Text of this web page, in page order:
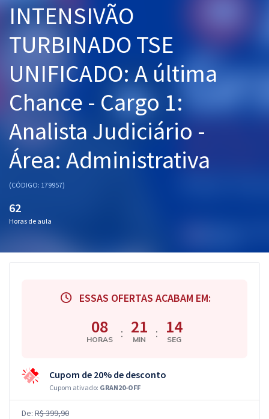
Cursos 20% OFF
Pós
Graduação
OAB
Mentorias
Questões grátis
Aprovados
INTENSIVÃO
TURBINADO TSE
UNIFICADO: A última
Chance - Cargo 1:
Analista Judiciário -
Área: Administrativa
(CÓDIGO: 179957)
62
Horas de aula
ESSAS OFERTAS ACABAM EM:
08
HORAS : 21
MIN : 14
SEG
Cupom de 20% de desconto
Cupom ativado: GRAN20-OFF
De: R$ 399,90